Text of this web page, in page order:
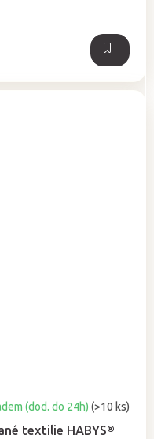
textilie HABYS®
(dod. do 24h)(>10 ks)